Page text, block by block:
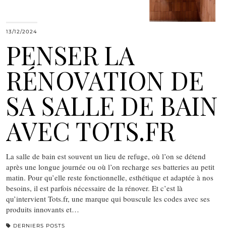
13/12/2024
PENSER LA
RÉNOVATION DE
SA SALLE DE BAIN
AVEC TOTS.FR
La salle de bain est souvent un lieu de refuge, où l’on se détend
après une longue journée ou où l’on recharge ses batteries au petit
matin. Pour qu’elle reste fonctionnelle, esthétique et adaptée à nos
besoins, il est parfois nécessaire de la rénover. Et c’est là
qu’intervient Tots.fr, une marque qui bouscule les codes avec ses
produits innovants et…
DERNIERS POSTS